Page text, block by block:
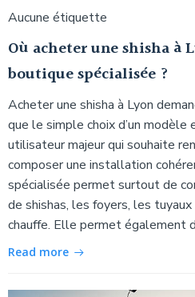
Aucune étiquette
Où acheter une shisha à
boutique spécialisée ?
Acheter une shisha à Lyon
que le simple choix d’un modèle
utilisateur majeur qui souhaite
composer une installation
spécialisée permet surtout de
de shishas, les foyers, les
chauffe. Elle permet également
Read more